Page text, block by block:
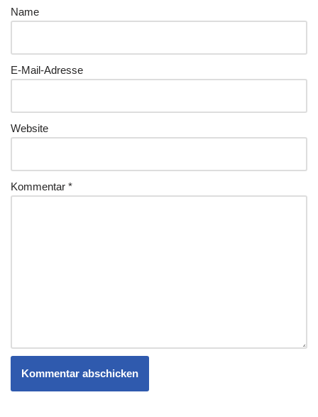
Name
E-Mail-Adresse
Website
Kommentar *